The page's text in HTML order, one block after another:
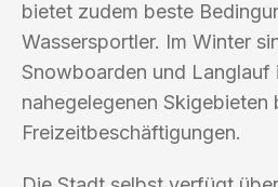
bietet zudem beste
Wassersportler. Im Winter
Snowboarden und Langlauf
nahegelegenen Skigebieten
Freizeitbeschäftigungen.